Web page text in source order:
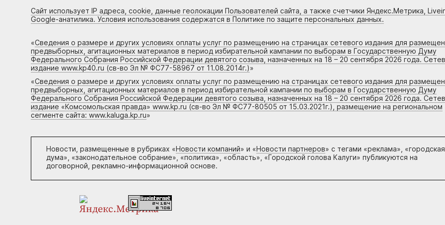
Сайт использует IP адреса, cookie, данные геолокации Пользователей сайта, а также счетчики Яндекс.Метрика,
Google-анатилика. Условия использования содержатся в Политике по защите персональных данных.
«Сведения о размере и других условиях оплаты услуг по размещению на страницах сетевого издания для
предвыборных, агитационных материалов в период избирательной кампании по выборам в Государственную Думу
Федерального Собрания Российской Федерации девятого созыва, назначенных на 18 – 20 сентября 2026 года.
издание www.kp40.ru (св-во Эл № ФС77-58967 от 11.08.2014г.)»
«Сведения о размере и других условиях оплаты услуг по размещению на страницах сетевого издания для
предвыборных, агитационных материалов в период избирательной кампании по выборам в Государственную Думу
Федерального Собрания Российской Федерации девятого созыва, назначенных на 18 – 20 сентября 2026 года.
издание «Комсомольская правда» www.kp.ru (св-во Эл № ФС77-80505 от 15.03.2021г.), размещение на региональном
сегменте сайта: www.kaluga.kp.ru»
Новости, размещенные в рубриках «Новости компаний» и «Новости партнеров» с тегами «реклама», «городская
дума», «законодательное собрание», «политика», «область», «Городской голова Калуги» публикуются на
договорной, рекламно-информационной основе.